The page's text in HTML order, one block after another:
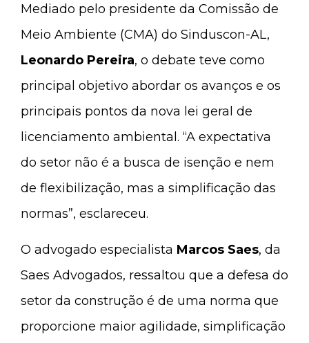
Mediado pelo presidente da Comissão de
Meio Ambiente (CMA) do Sinduscon-AL,
Leonardo Pereira, o debate teve como
principal objetivo abordar os avanços e os
principais pontos da nova lei geral de
licenciamento ambiental. “A expectativa
do setor não é a busca de isenção e nem
de flexibilização, mas a simplificação das
normas”, esclareceu.
O advogado especialista Marcos Saes, da
Saes Advogados, ressaltou que a defesa do
setor da construção é de uma norma que
proporcione maior agilidade, simplificação